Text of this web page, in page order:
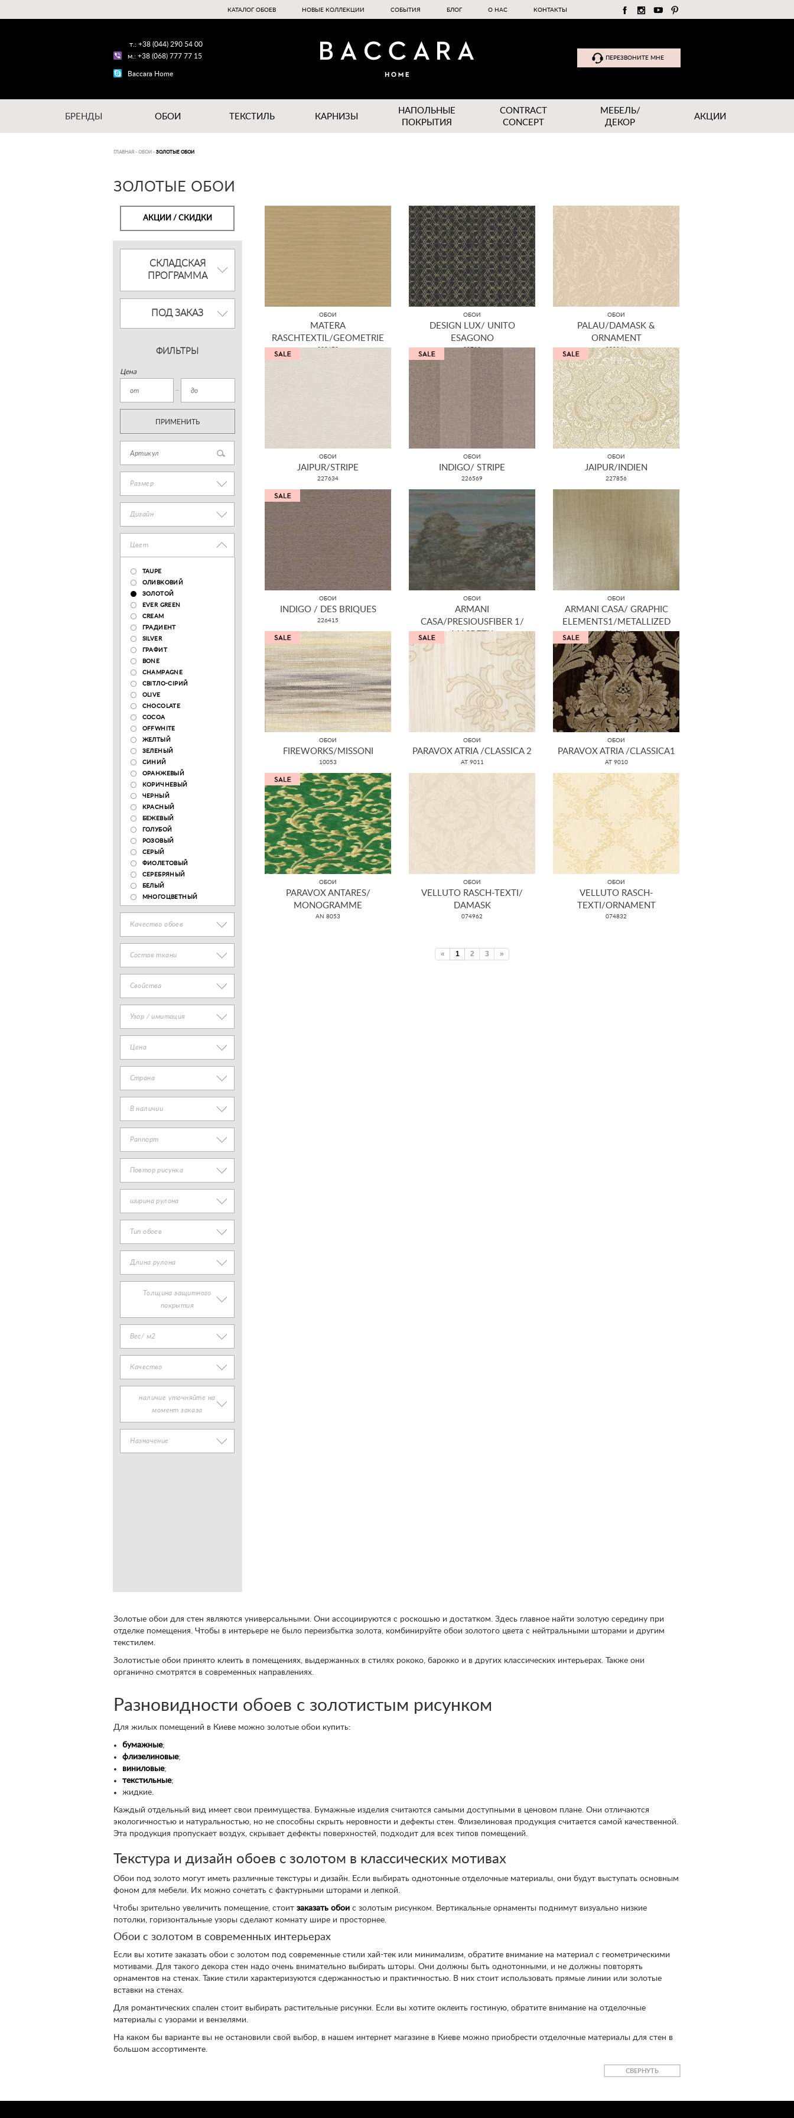
КАТАЛОГ ОБОЕВ НОВЫЕ КОЛЛЕКЦИИ СОБЫТИЯ БЛОГ О НАС КОНТАКТЫ
т.: +38 (044) 290 54 00
м.: +38 (068) 777 77 15
Baccara Home
ПЕРЕЗВОНИТЕ МНЕ
БРЕНДЫ ОБОИ ТЕКСТИЛЬ КАРНИЗЫ
НАПОЛЬНЫЕ
ПОКРЫТИЯ
CONTRACT
CONCEPT
МЕБЕЛЬ/
ДЕКОР
АКЦИИ
ГЛАВНАЯ - ОБОИ - ЗОЛОТЫЕ ОБОИ
ЗОЛОТЫЕ ОБОИ
АКЦИИ / СКИДКИ
СКЛАДСКАЯ
ПРОГРАММА
ПОД ЗАКАЗ
ФИЛЬТРЫ
Цена
ПРИМЕНИТЬ
Размер
Дизайн
Цвет
TAUPE
ОЛИВКОВИЙ
ЗОЛОТОЙ
EVER GREEN
CREAM
ГРАДИЕНТ
SILVER
ГРАФИТ
BONE
CHAMPAGNE
СВІТЛО-СІРИЙ
OLIVE
CHOCOLATE
COCOA
OFFWHITE
ЖЕЛТЫЙ
ЗЕЛЕНЫЙ
СИНИЙ
ОРАНЖЕВЫЙ
КОРИЧНЕВЫЙ
ЧЕРНЫЙ
КРАСНЫЙ
БЕЖЕВЫЙ
ГОЛУБОЙ
РОЗОВЫЙ
СЕРЫЙ
ФИОЛЕТОВЫЙ
СЕРЕБРЯНЫЙ
БЕЛЫЙ
МНОГОЦВЕТНЫЙ
Качество обоев
Состав ткани
Свойства
Узор / имитация
Цена
Страна
В наличии
Раппорт
Повтор рисунка
ширина рулона
Тип обоев
Длина рулона
Толщина защитного
покрытия
Вес/ м2
Качество
наличие уточняйте на
момент заказа
Назначение
ОБОИ
MATERA
RASCHTEXTIL/GEOMETRIE
298672
ОБОИ
DESIGN LUX/ UNITO
ESAGONO
22710
ОБОИ
PALAU/DAMASK &
ORNAMENT
229041
ОБОИ
JAIPUR/STRIPE
227634
ОБОИ
INDIGO/ STRIPE
226569
ОБОИ
JAIPUR/INDIEN
227856
ОБОИ
INDIGO / DES BRIQUES
226415
ОБОИ
ARMANI
CASA/PRESIOUSFIBER 1/
ОБОИ
ARMANI CASA/ GRAPHIC
ELEMENTS1/METALLIZED
PLAIN
GA3 9384
ОБОИ
FIREWORKS/MISSONI
10053
ОБОИ
PARAVOX ATRIA /CLASSICA 2
AT 9011
ОБОИ
PARAVOX ATRIA /CLASSICA1
AT 9010
ОБОИ
PARAVOX ANTARES/
MONOGRAMME
AN 8053
ОБОИ
VELLUTO RASCH-TEXTI/
DAMASK
074962
ОБОИ
VELLUTO RASCH-
TEXTI/ORNAMENT
074832
« 1 2 3 »
Золотые обои для стен являются универсальными. Они ассоциируются с роскошью и достатком. Здесь главное найти золотую середину при
отделке помещения. Чтобы в интерьере не было переизбытка золота, комбинируйте обои золотого цвета с нейтральными шторами и другим
текстилем.
Золотистые обои принято клеить в помещениях, выдержанных в стилях рококо, барокко и в других классических интерьерах. Также они
органично смотрятся в современных направлениях.
Разновидности обоев с золотистым рисунком
Для жилых помещений в Киеве можно золотые обои купить:
бумажные;
флизелиновые;
виниловые;
текстильные;
жидкие.
Каждый отдельный вид имеет свои преимущества. Бумажные изделия считаются самыми доступными в ценовом плане. Они отличаются
экологичностью и натуральностью, но не способны скрыть неровности и дефекты стен. Флизелиновая продукция считается самой качественной.
Эта продукция пропускает воздух, скрывает дефекты поверхностей, подходит для всех типов помещений.
Текстура и дизайн обоев с золотом в классических мотивах
Обои под золото могут иметь различные текстуры и дизайн. Если выбирать однотонные отделочные материалы, они будут выступать основным
фоном для мебели. Их можно сочетать с фактурными шторами и лепкой.
Чтобы зрительно увеличить помещение, стоит заказать обои с золотым рисунком. Вертикальные орнаменты поднимут визуально низкие
потолки, горизонтальные узоры сделают комнату шире и просторнее.
Обои с золотом в современных интерьерах
Если вы хотите заказать обои с золотом под современные стили хай-тек или минимализм, обратите внимание на материал с геометрическими
мотивами. Для такого декора стен надо очень внимательно выбирать шторы. Они должны быть однотонными, и не должны повторять
орнаментов на стенах. Такие стили характеризуются сдержанностью и практичностью. В них стоит использовать прямые линии или золотые
вставки на стенах.
Для романтических спален стоит выбирать растительные рисунки. Если вы хотите оклеить гостиную, обратите внимание на отделочные
материалы с узорами и вензелями.
На каком бы варианте вы не остановили свой выбор, в нашем интернет магазине в Киеве можно приобрести отделочные материалы для стен в
большом ассортименте.
СВЕРНУТЬ